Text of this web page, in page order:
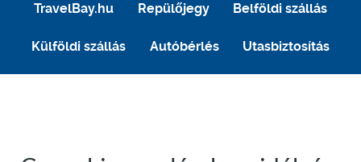
TravelBay.hu Repülőjegy Belföldi szállás
Külföldi szállás Autóbérlés Utasbiztosítás